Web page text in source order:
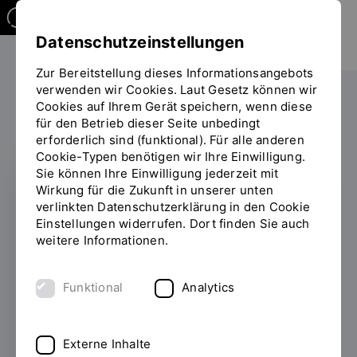
Sie
befinden
sich
auf
der
Seite
"Detailansicht"
Studieren International
KARRIERESTART
Brücken für die
bauen: Internationale
Studierende besuchen
Datenschutzeinstellungen
Zur Bereitstellung dieses Informationsangebots
verwenden wir Cookies. Laut Gesetz können wir
Cookies auf Ihrem Gerät speichern, wenn diese
für den Betrieb dieser Seite unbedingt
erforderlich sind (funktional). Für alle anderen
Cookie-Typen benötigen wir Ihre Einwilligung.
Sie können Ihre Einwilligung jederzeit mit
Wirkung für die Zukunft in unserer unten
verlinkten Datenschutzerklärung in den Cookie
Einstellungen widerrufen. Dort finden Sie auch
weitere Informationen.
Funktional Analytics
Externe Inhalte